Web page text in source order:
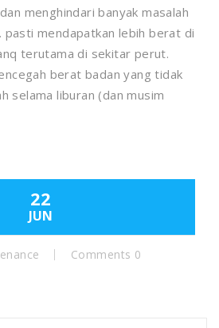
menghindari banyak masalah
pasti mendapatkan lebih berat di
terutama di sekitar perut.
berat badan yang tidak
selama liburan (dan musim
22
JUN
Comments 0